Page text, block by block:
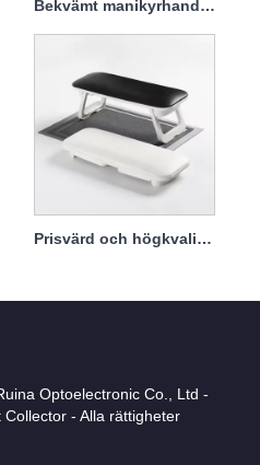
Bekvämt manikyrhandstöd
Prisvärd och högkvalitativ handkudde
Optoelectronic Co., Ltd -
- Alla rättigheter